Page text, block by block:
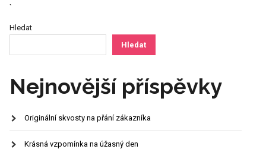
`
Hledat
Hledat
Nejnovější příspěvky
Originální skvosty na přání zákazníka
Krásná vzpomínka na úžasný den